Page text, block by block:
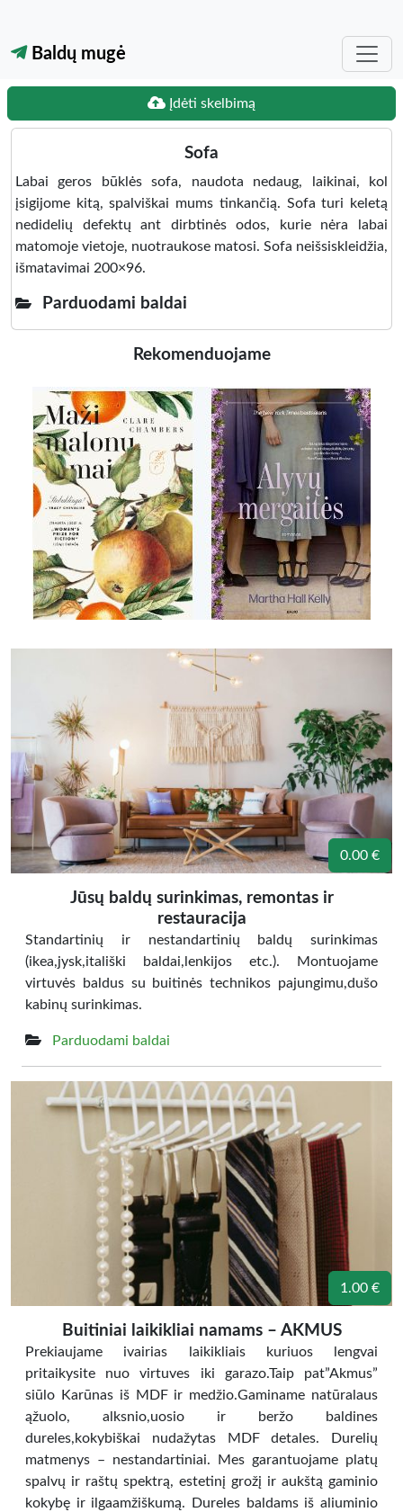
Baldų mugė
Įdėti skelbimą
Sofa
Labai geros būklės sofa, naudota nedaug, laikinai, kol
įsigijome kitą, spalviškai mums tinkančią. Sofa turi keletą
nedidelių defektų ant dirbtinės odos, kurie nėra labai
matomoje vietoje, nuotraukose matosi. Sofa neišsiskleidžia,
išmatavimai 200×96.
Parduodami baldai
Rekomenduojame
0.00 €
Jūsų baldų surinkimas, remontas ir
restauracija
Standartinių ir nestandartinių baldų surinkimas
(ikea,jysk,itališki baldai,lenkijos etc.). Montuojame
virtuvės baldus su buitinės technikos pajungimu,dušo
kabinų surinkimas.
Parduodami baldai
1.00 €
Buitiniai laikikliai namams – AKMUS
Prekiaujame ivairias laikikliais kuriuos lengvai
pritaikysite nuo virtuves iki garazo.Taip pat”Akmus”
siūlo Karūnas iš MDF ir medžio.Gaminame natūralaus
ąžuolo, alksnio,uosio ir beržo baldines
dureles,kokybiškai nudažytas MDF detales. Durelių
matmenys – nestandartiniai. Mes garantuojame platų
spalvų ir raštų spektrą, estetinį grožį ir aukštą gaminio
kokybę ir ilgaamžiškumą. Dureles baldams iš aliuminio